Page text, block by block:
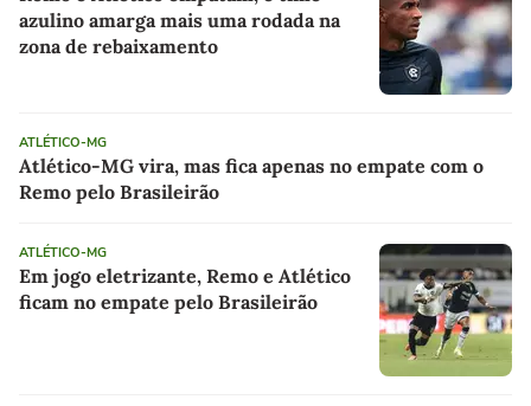
azulino amarga mais uma rodada na
zona de rebaixamento
ATLÉTICO-MG
Atlético-MG vira, mas fica apenas no empate com o
Remo pelo Brasileirão
ATLÉTICO-MG
Em jogo eletrizante, Remo e Atlético
ficam no empate pelo Brasileirão